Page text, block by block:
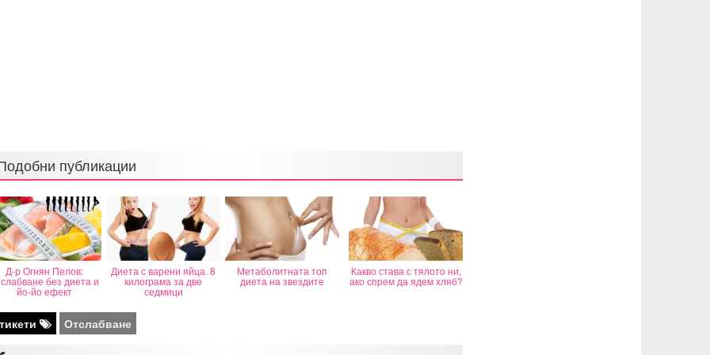
публикации
Д-р Огнян Пелов:
без диета и
йо-йо ефект
Диета с варени яйца. 8
килограма за две
седмици
Метаболитната топ
диета на звездите
Какво става с тялото ни,
ако спрем да ядем хляб?
Отслабване